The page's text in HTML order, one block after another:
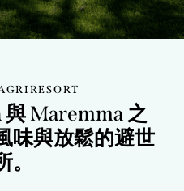
Maremma 之
味與放鬆的避世
。